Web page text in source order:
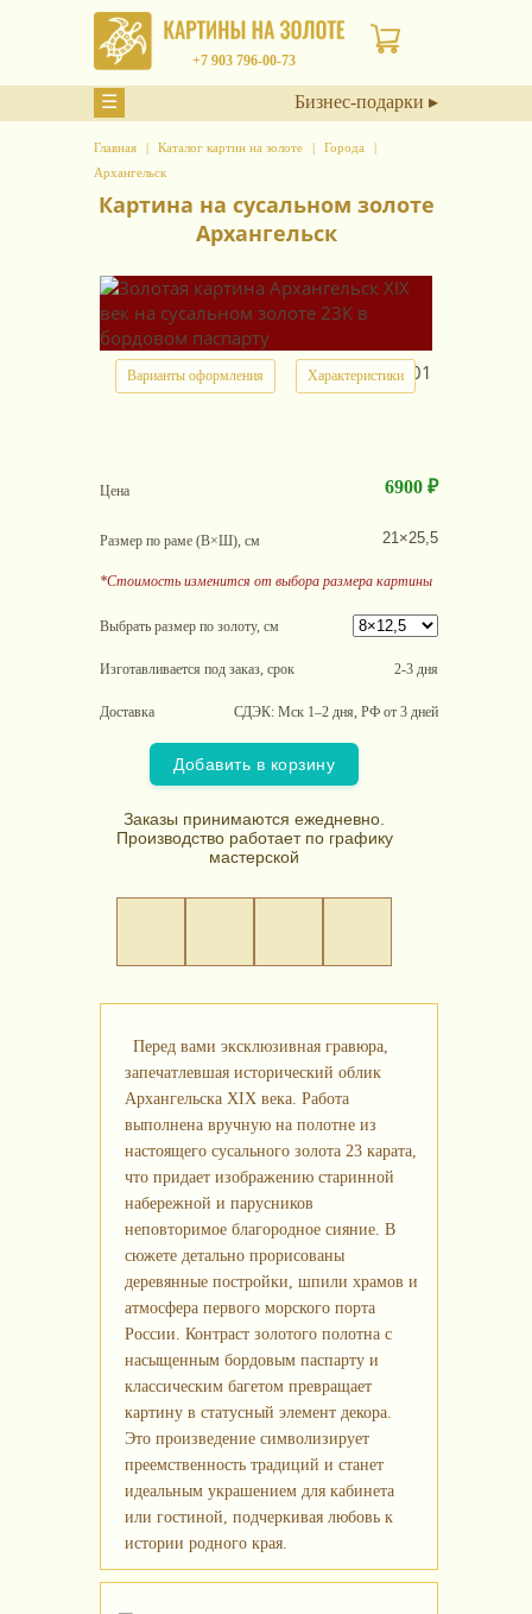
+7 903 796-00-73
☰ Бизнес-подарки ▸
Главная Каталог картин на золоте
Города
Архангельск
Картина на сусальном золоте
Архангельск
Варианты оформления Характеристики
арт.10701
Цена 6900 ₽
Размер по раме (В×Ш), см 21×25,5
*Стоимость изменится от выбора размера картины
Выбрать размер по золоту, см
Изготавливается под заказ, срок 2-3 дня
Доставка СДЭК: Мск 1–2 дня, РФ от 3 дней
Добавить в корзину
Заказы принимаются ежедневно.
Производство работает по графику
мастерской
Перед вами эксклюзивная гравюра,
запечатлевшая исторический облик
Архангельска XIX века. Работа
выполнена вручную на полотне из
настоящего сусального золота 23 карата,
что придает изображению старинной
набережной и парусников
неповторимое благородное сияние. В
сюжете детально прорисованы
деревянные постройки, шпили храмов и
атмосфера первого морского порта
России. Контраст золотого полотна с
насыщенным бордовым паспарту и
классическим багетом превращает
картину в статусный элемент декора.
Это произведение символизирует
преемственность традиций и станет
идеальным украшением для кабинета
или гостиной, подчеркивая любовь к
истории родного края.